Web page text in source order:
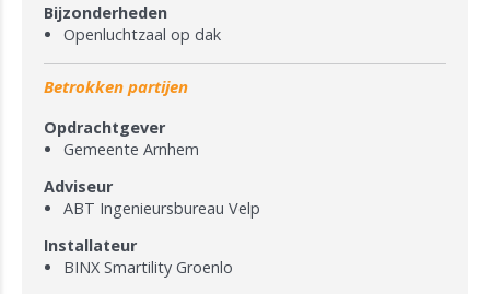
Bijzonderheden
Openluchtzaal op dak
Betrokken partijen
Opdrachtgever
Gemeente Arnhem
Adviseur
ABT Ingenieursbureau Velp
Installateur
BINX Smartility Groenlo